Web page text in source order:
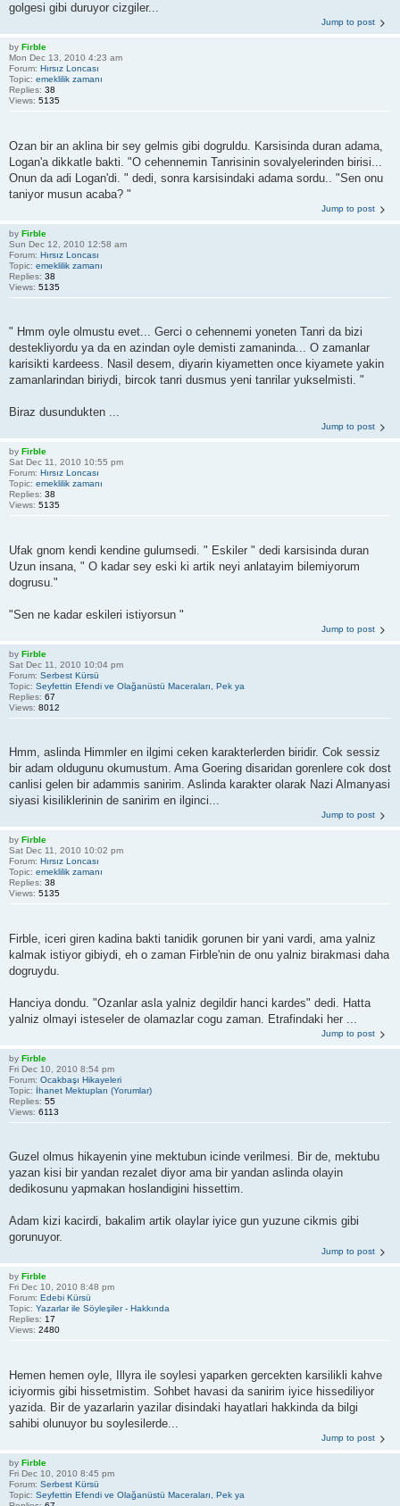
golgesi gibi duruyor cizgiler...
Jump to post
by Firble
Mon Dec 13, 2010 4:23 am
Forum: Hırsız Loncası
Topic: emeklilik zamanı
Replies: 38
Views: 5135
Ozan bir an aklina bir sey gelmis gibi dogruldu. Karsisinda duran adama,
Logan'a dikkatle bakti. "O cehennemin Tanrisinin sovalyelerinden birisi...
Onun da adi Logan'di. " dedi, sonra karsisindaki adama sordu.. "Sen onu
taniyor musun acaba? "
Jump to post
by Firble
Sun Dec 12, 2010 12:58 am
Forum: Hırsız Loncası
Topic: emeklilik zamanı
Replies: 38
Views: 5135
" Hmm oyle olmustu evet... Gerci o cehennemi yoneten Tanri da bizi
destekliyordu ya da en azindan oyle demisti zamaninda... O zamanlar
karisikti kardeess. Nasil desem, diyarin kiyametten once kiyamete yakin
zamanlarindan biriydi, bircok tanri dusmus yeni tanrilar yukselmisti. "
Biraz dusundukten ...
Jump to post
by Firble
Sat Dec 11, 2010 10:55 pm
Forum: Hırsız Loncası
Topic: emeklilik zamanı
Replies: 38
Views: 5135
Ufak gnom kendi kendine gulumsedi. " Eskiler " dedi karsisinda duran
Uzun insana, " O kadar sey eski ki artik neyi anlatayim bilemiyorum
dogrusu."
"Sen ne kadar eskileri istiyorsun "
Jump to post
by Firble
Sat Dec 11, 2010 10:04 pm
Forum: Serbest Kürsü
Topic: Seyfettin Efendi ve Olağanüstü Maceraları, Pek ya
Replies: 67
Views: 8012
Hmm, aslinda Himmler en ilgimi ceken karakterlerden biridir. Cok sessiz
bir adam oldugunu okumustum. Ama Goering disaridan gorenlere cok dost
canlisi gelen bir adammis sanirim. Aslinda karakter olarak Nazi Almanyasi
siyasi kisiliklerinin de sanirim en ilginci...
Jump to post
by Firble
Sat Dec 11, 2010 10:02 pm
Forum: Hırsız Loncası
Topic: emeklilik zamanı
Replies: 38
Views: 5135
Firble, iceri giren kadina bakti tanidik gorunen bir yani vardi, ama yalniz
kalmak istiyor gibiydi, eh o zaman Firble'nin de onu yalniz birakmasi daha
dogruydu.
Hanciya dondu. "Ozanlar asla yalniz degildir hanci kardes" dedi. Hatta
yalniz olmayi isteseler de olamazlar cogu zaman. Etrafindaki her ...
Jump to post
by Firble
Fri Dec 10, 2010 8:54 pm
Forum: Ocakbaşı Hikayeleri
Topic: İhanet Mektupları (Yorumlar)
Replies: 55
Views: 6113
Guzel olmus hikayenin yine mektubun icinde verilmesi. Bir de, mektubu
yazan kisi bir yandan rezalet diyor ama bir yandan aslinda olayin
dedikosunu yapmakan hoslandigini hissettim.
Adam kizi kacirdi, bakalim artik olaylar iyice gun yuzune cikmis gibi
gorunuyor.
Jump to post
by Firble
Fri Dec 10, 2010 8:48 pm
Forum: Edebi Kürsü
Topic: Yazarlar ile Söyleşiler - Hakkında
Replies: 17
Views: 2480
Hemen hemen oyle, Illyra ile soylesi yaparken gercekten karsilikli kahve
iciyormis gibi hissetmistim. Sohbet havasi da sanirim iyice hissediliyor
yazida. Bir de yazarlarin yazilar disindaki hayatlari hakkinda da bilgi
sahibi olunuyor bu soylesilerde...
Jump to post
by Firble
Fri Dec 10, 2010 8:45 pm
Forum: Serbest Kürsü
Topic: Seyfettin Efendi ve Olağanüstü Maceraları, Pek ya